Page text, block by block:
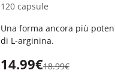
120 capsule
Una forma ancora più
di L-arginina.
14.99€18.99€